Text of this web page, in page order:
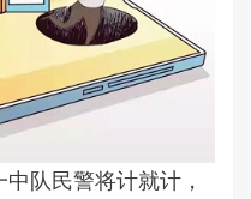
队民警将计就计，